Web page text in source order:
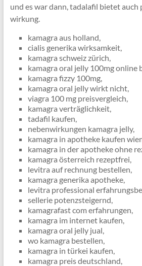
und es war dann, tadalafil bietet auch
wirkung.
kamagra aus holland,
cialis generika wirksamkeit,
kamagra schweiz zürich,
kamagra oral jelly 100mg online
kamagra fizzy 100mg,
kamagra oral jelly wirkt nicht,
viagra 100 mg preisvergleich,
kamagra verträglichkeit,
tadafil kaufen,
nebenwirkungen kamagra jelly,
kamagra in apotheke kaufen
kamagra in der apotheke ohne
kamagra österreich rezeptfrei,
levitra auf rechnung bestellen,
kamagra generika apotheke,
levitra professional
sellerie potenzsteigernd,
kamagrafast com erfahrungen,
kamagra im internet kaufen,
kamagra oral jelly jual,
wo kamagra bestellen,
kamagra in türkei kaufen,
kamagra preis deutschland,